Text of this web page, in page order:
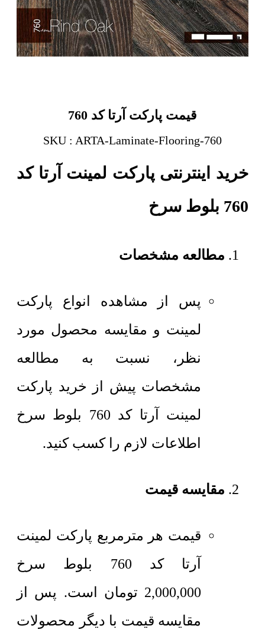
قیمت پارکت آرتا کد 760
SKU : ARTA-Laminate-Flooring-760
خرید اینترنتی پارکت لمینت آرتا کد
760 بلوط سرخ
مطالعه مشخصات
پس از مشاهده انواع پارکت
لمینت و مقایسه محصول مورد
نظر، نسبت به مطالعه
مشخصات پیش از خرید پارکت
لمینت آرتا کد 760 بلوط سرخ
اطلاعات لازم را کسب کنید.
مقایسه قیمت
قیمت هر مترمربع پارکت لمینت
آرتا کد 760 بلوط سرخ
2,000,000 تومان است. پس از
مقایسه قیمت با دیگر محصولات